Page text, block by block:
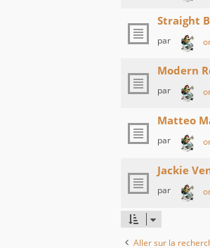
Straight
par
Modern
par
Matteo
par
Jackie
par
Aller sur la